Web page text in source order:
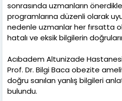
sonrasında uzmanların
programlarına düzenli olarak
nedenle uzmanlar her fırsatta
hatalı ve eksik bilgilerin
Acıbadem Altunizade
Prof. Dr. Bilgi Baca obezite
doğru sanılan yanlış bilgileri
bulundu.